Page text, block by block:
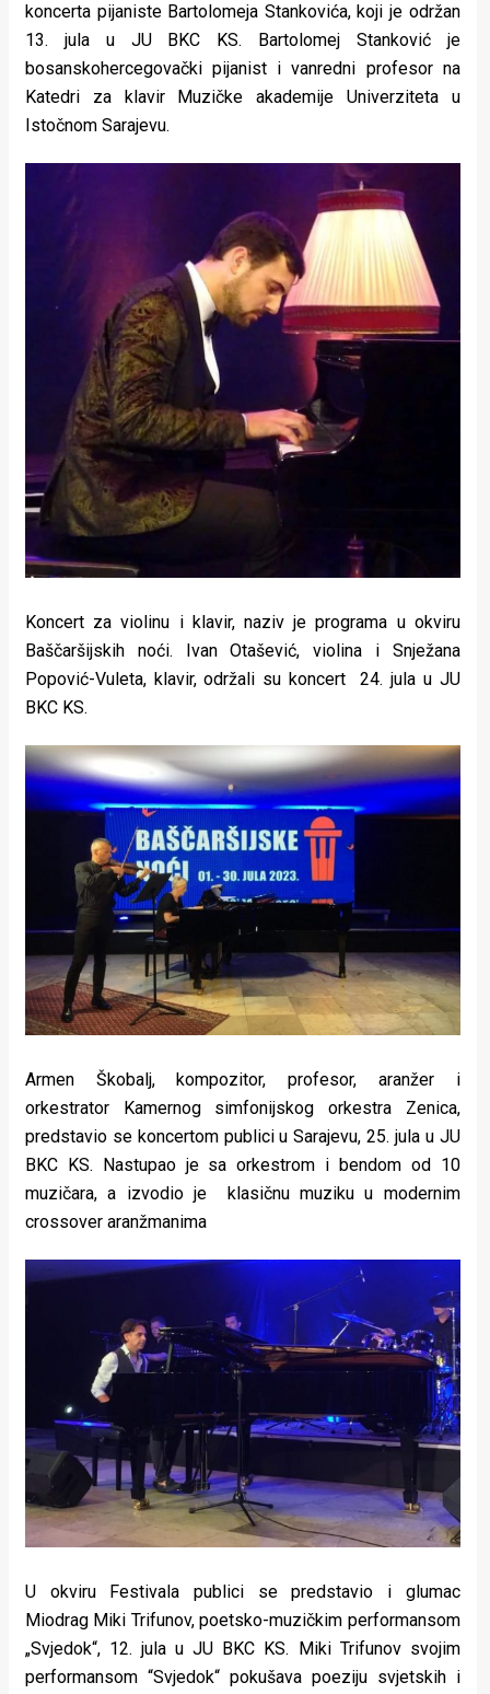
koncerta pijaniste Bartolomeja Stankovića, koji je održan
13. jula u JU BKC KS. Bartolomej Stanković je
bosanskohercegovački pijanist i vanredni profesor na
Katedri za klavir Muzičke akademije Univerziteta u
Istočnom Sarajevu.
Koncert za violinu i klavir, naziv je programa u okviru
Baščaršijskih noći. Ivan Otašević, violina i Snježana
Popović-Vuleta, klavir, održali su koncert 24. jula u JU
BKC KS.
Armen Škobalj, kompozitor, profesor, aranžer i
orkestrator Kamernog simfonijskog orkestra Zenica,
predstavio se koncertom publici u Sarajevu, 25. jula u JU
BKC KS. Nastupao je sa orkestrom i bendom od 10
muzičara, a izvodio je klasičnu muziku u modernim
crossover aranžmanima
U okviru Festivala publici se predstavio i glumac
Miodrag Miki Trifunov, poetsko-muzičkim performansom
„Svjedok“, 12. jula u JU BKC KS. Miki Trifunov svojim
performansom “Svjedok“ pokušava poeziju svjetskih i